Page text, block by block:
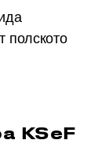
полското
KSeF